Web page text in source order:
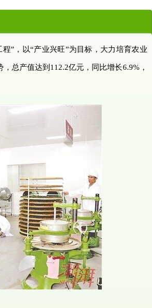
”，以“产业兴旺”为目标，大力培育农业
总产值达到112.2亿元，同比增长6.9%，